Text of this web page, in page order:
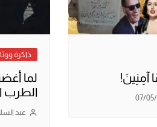
آمِنِينَ!
07/
ذاكرة
لما
الطرب
عبد